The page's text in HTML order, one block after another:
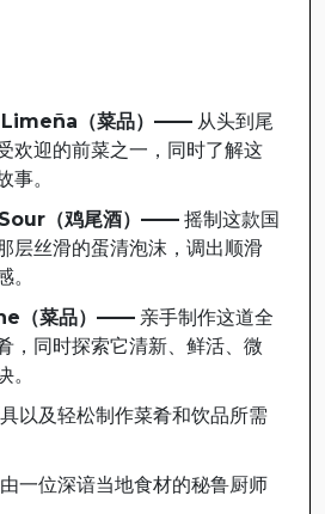
Limeña（菜品）—— 从头到尾
欢迎的前菜之一，同时了解这
事。
（鸡尾酒）—— 摇制这款国
层丝滑的蛋清泡沫，调出顺滑
。
（菜品）—— 亲手制作这道全
，同时探索它清新、鲜活、微
。
以及轻松制作菜肴和饮品所需
由一位深谙当地食材的秘鲁厨师